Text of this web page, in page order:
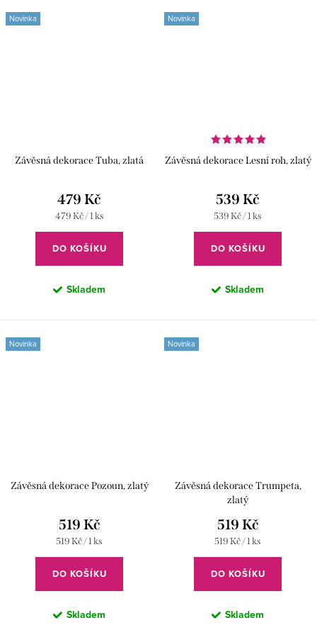
Novinka
Závěsná dekorace Tuba, zlatá
479 Kč
Měrná
cena:
479 Kč / 1 ks
DO KOŠÍKU
Skladem
Novinka
Závěsná dekorace Lesní roh, zlatý
539 Kč
Měrná
cena:
539 Kč / 1 ks
DO KOŠÍKU
Skladem
Novinka
Závěsná dekorace Pozoun, zlatý
519 Kč
Měrná
cena:
519 Kč / 1 ks
DO KOŠÍKU
Skladem
Novinka
Závěsná dekorace Trumpeta,
zlatý
519 Kč
Měrná
cena:
519 Kč / 1 ks
DO KOŠÍKU
Skladem